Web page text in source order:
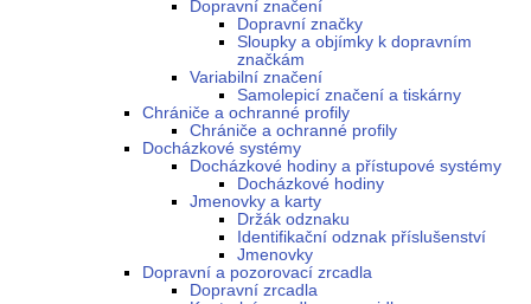
Dopravní značení
Dopravní značky
Sloupky a objímky k dopravním
značkám
Variabilní značení
Samolepicí značení a tiskárny
Chrániče a ochranné profily
Chrániče a ochranné profily
Docházkové systémy
Docházkové hodiny a přístupové systémy
Docházkové hodiny
Jmenovky a karty
Držák odznaku
Identifikační odznak příslušenství
Jmenovky
Dopravní a pozorovací zrcadla
Dopravní zrcadla